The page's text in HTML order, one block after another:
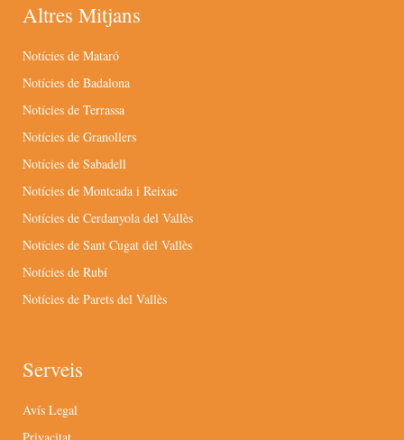
Altres Mitjans
Notícies de Mataró
Notícies de Badalona
Notícies de Terrassa
Notícies de Granollers
Notícies de Sabadell
Notícies de Montcada i Reixac
Notícies de Cerdanyola del Vallès
Notícies de Sant Cugat del Vallès
Notícies de Rubí
Notícies de Parets del Vallès
Serveis
Avís Legal